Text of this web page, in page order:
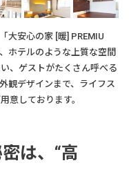
大安心の家 [暖] PREMIU
ホテルのような上質な空間
、ゲストがたくさん呼べる
観デザインまで、ライフス
意しております。
は、“高